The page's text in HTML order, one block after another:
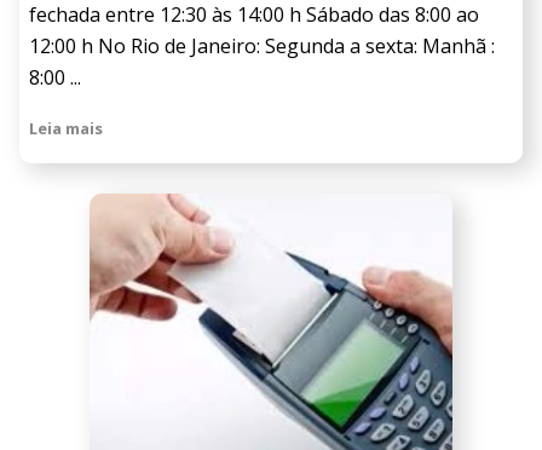
fechada entre 12:30 às 14:00 h Sábado das 8:00 ao
12:00 h No Rio de Janeiro: Segunda a sexta: Manhã :
8:00 ...
Leia mais